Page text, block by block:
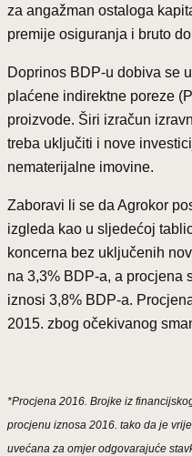
za angažman ostaloga
premije osiguranja i bruto
Doprinos BDP-u dobiva se
plaćene indirektne poreze
proizvode. Širi izračun
treba uključiti i nove
nematerijalne imovine.
Zaboravi li se da Agrokor
izgleda kao u sljedećoj
koncerna bez uključenih
na 3,3% BDP-a, a procjena
iznosi 3,8% BDP-a.
2015. zbog očekivanog
*Procjena 2016. Brojke iz
procjenu iznosa 2016. tako da je
uvećana za omjer odgovarajuće